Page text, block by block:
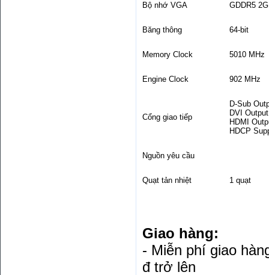
Bộ nhớ VGA GDDR5
Băng thông 64-bit
Memory Clock 5010 MHz
Engine Clock 902 MHz
Cổng giao tiếp
D-Sub
DVI
HDMI
HDCP
Nguồn yêu cầu
Quạt tản nhiệt 1 quạt
Giao hàng:
- Miễn phí giao
đ trở lên